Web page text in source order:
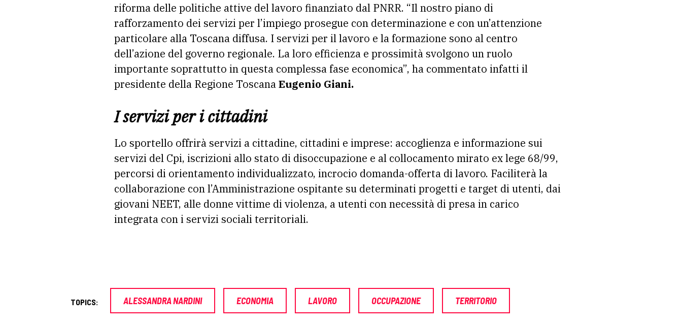
riforma delle politiche attive del lavoro finanziato dal PNRR. “Il nostro piano di
rafforzamento dei servizi per l’impiego prosegue con determinazione e con un’attenzione
particolare alla Toscana diffusa. I servizi per il lavoro e la formazione sono al centro
dell’azione del governo regionale. La loro efficienza e prossimità svolgono un ruolo
importante soprattutto in questa complessa fase economica”, ha commentato infatti il
presidente della Regione ToscanaEugenio Giani.
I servizi per i cittadini
Lo sportello offrirà servizi a cittadine, cittadini e imprese: accoglienza e informazione sui
servizi del Cpi, iscrizioni allo stato di disoccupazione e al collocamento mirato ex lege 68/99,
percorsi di orientamento individualizzato, incrocio domanda-offerta di lavoro. Faciliterà la
collaborazione con l’Amministrazione ospitante su determinati progetti e target di utenti, dai
giovani NEET, alle donne vittime di violenza, a utenti con necessità di presa in carico
integrata con i servizi sociali territoriali.
TOPICS: ALESSANDRA NARDINI ECONOMIA LAVORO OCCUPAZIONE TERRITORIO